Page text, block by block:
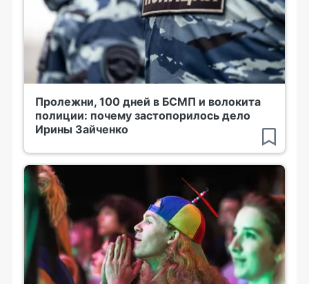
Пролежни, 100 дней в БСМП и волокита
полиции: почему застопорилось дело
Ирины Зайченко